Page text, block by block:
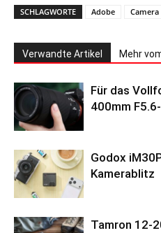
SCHLAGWORTE Adobe Camera
Verwandte Artikel Mehr
Für das
400mm
Godox
Kamerablitz
Tamron 12-